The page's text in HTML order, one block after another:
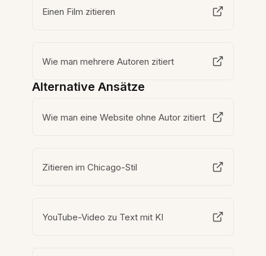
Einen Film zitieren
Wie man mehrere Autoren zitiert
Alternative Ansätze
Wie man eine Website ohne Autor zitiert
Zitieren im Chicago-Stil
YouTube-Video zu Text mit KI